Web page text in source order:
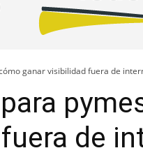
ganar visibilidad fuera de
de